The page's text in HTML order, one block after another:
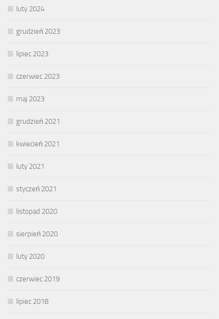
luty 2024
grudzień 2023
lipiec 2023
czerwiec 2023
maj 2023
grudzień 2021
kwiecień 2021
luty 2021
styczeń 2021
listopad 2020
sierpień 2020
luty 2020
czerwiec 2019
lipiec 2018